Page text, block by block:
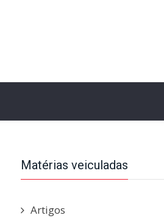
Matérias veiculadas
Artigos